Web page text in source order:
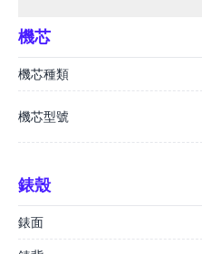
機芯
機芯種類
機芯型號
錶殼
錶面